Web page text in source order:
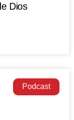
Dios
Podcast